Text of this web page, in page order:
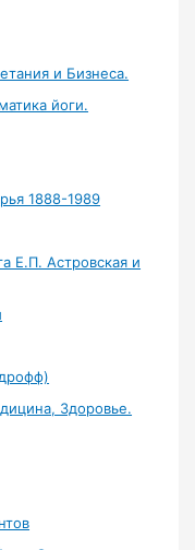
и Бизнеса.
йоги.
1888-1989
Е.П. Астровская и
Здоровье.